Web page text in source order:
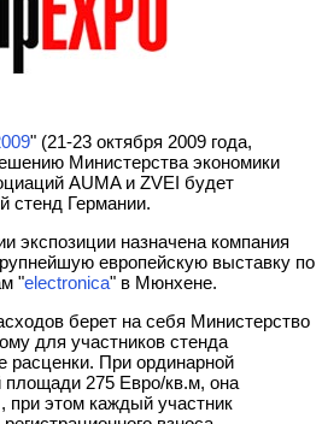
" (21-23 октября 2009 года,
Министерства экономики
AUMA и ZVEI будет
стенд Германии.
экспозиции назначена компания
европейскую выставку по
"electronica" в Мюнхене.
берет на себя Министерство
для участников стенда
расценки. При ординарной
площади 275 Евро/кв.м, она
при этом каждый участник